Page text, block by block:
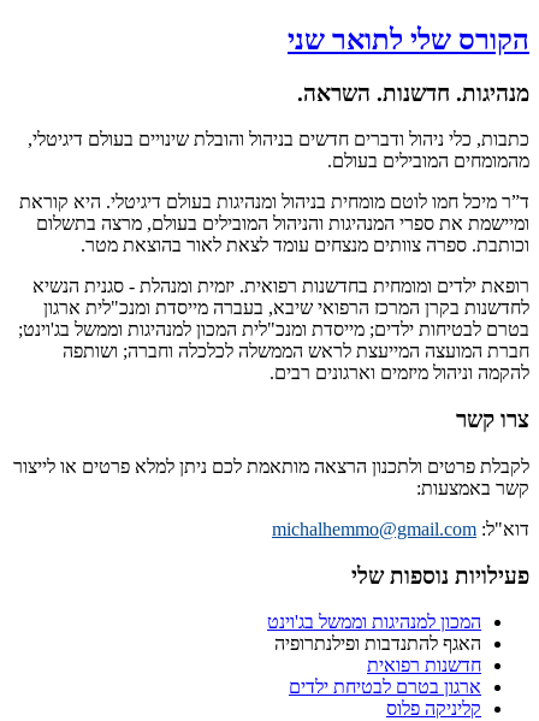
הקורס שלי לתואר שני
מנהיגות. חדשנות. השראה.
כתבות, כלי ניהול ודברים חדשים בניהול והובלת שינויים בעולם דיגיטלי,
מהמומחים המובילים בעולם.
ד”ר מיכל חמו לוטם מומחית בניהול ומנהיגות בעולם דיגיטלי. היא קוראת
ומיישמת את ספרי המנהיגות והניהול המובילים בעולם, מרצה בתשלום
וכותבת. ספרה צוותים מנצחים עומד לצאת לאור בהוצאת מטר.
רופאת ילדים ומומחית בחדשנות רפואית. יזמית ומנהלת - סגנית הנשיא
לחדשנות בקרן המרכז הרפואי שיבא, בעברה מייסדת ומנכ"לית ארגון
בטרם לבטיחות ילדים; מייסדת ומנכ"לית המכון למנהיגות וממשל בג'וינט;
חברת המועצה המייעצת לראש הממשלה לכלכלה וחברה; ושותפה
להקמה וניהול מיזמים וארגונים רבים.
צרו קשר
לקבלת פרטים ולתכנון הרצאה מותאמת לכם ניתן למלא פרטים או לייצור
קשר באמצעות:
דוא"ל: michalhemmo@gmail.com
פעילויות נוספות שלי
המכון למנהיגות וממשל בג'וינט
האגף להתנדבות ופילנתרופיה
חדשנות רפואית
ארגון בטרם לבטיחת ילדים
קליניקה פלוס